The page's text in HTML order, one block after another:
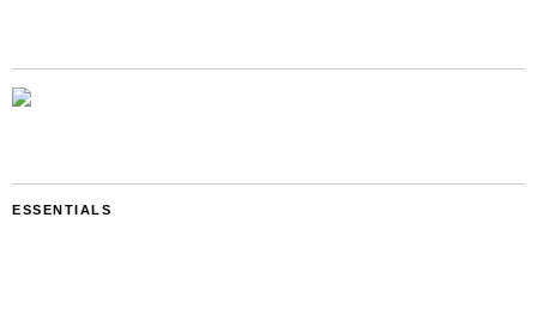
ESSENTIALS